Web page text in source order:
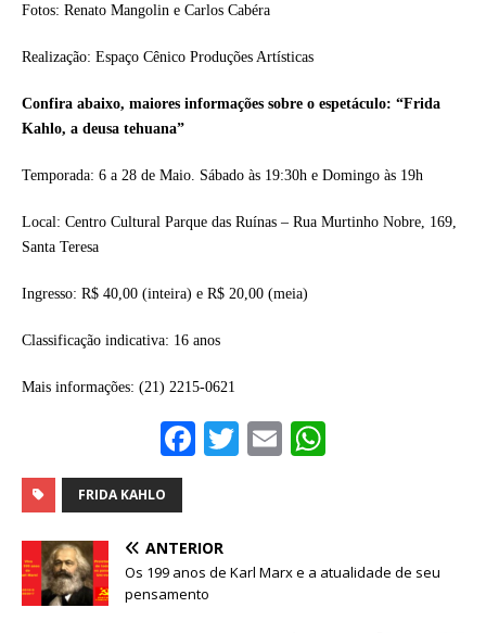
Fotos: Renato Mangolin e Carlos Cabéra
Realização: Espaço Cênico Produções Artísticas
Confira abaixo, maiores informações sobre o espetáculo: “Frida
Kahlo, a deusa tehuana”
Temporada: 6 a 28 de Maio. Sábado às 19:30h e Domingo às 19h
Local: Centro Cultural Parque das Ruínas – Rua Murtinho Nobre, 169,
Santa Teresa
Ingresso: R$ 40,00 (inteira) e R$ 20,00 (meia)
Classificação indicativa: 16 anos
Mais informações: (21) 2215-0621
F
a
e
b
o
T
w
r
E
m
A
FRIDA KAHLO
ANTERIOR
Os 199 anos de Karl Marx e a atualidade de seu
pensamento